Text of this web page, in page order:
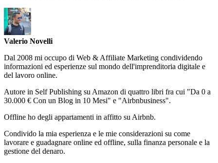
Valerio Novelli
Dal 2008 mi occupo di Web & Affiliate Marketing condividendo
informazioni ed esperienze sul mondo dell'imprenditoria digitale e
del lavoro online.
Autore in Self Publishing su Amazon di quattro libri fra cui "Da 0 a
30.000 € Con un Blog in 10 Mesi" e "Airbnbusiness".
Offline ho degli appartamenti in affitto su Airbnb.
Condivido la mia esperienza e le mie considerazioni su come
lavorare e guadagnare online ed offline, sulla finanza personale e la
gestione del denaro.